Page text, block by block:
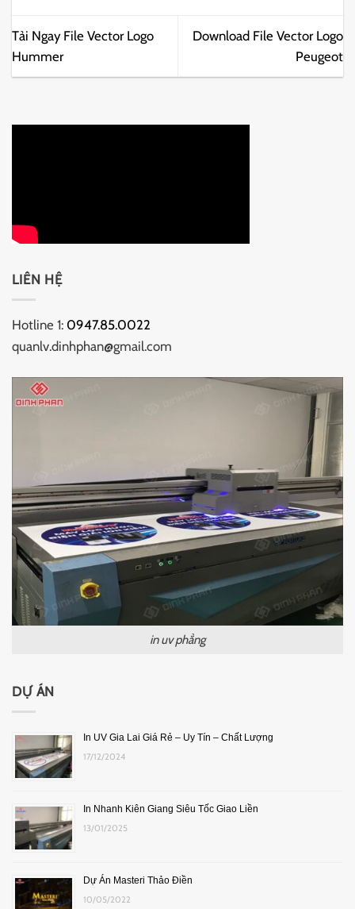
Tải Ngay File Vector Logo
Hummer
Download File Vector Logo
Peugeot
LIÊN HỆ
Hotline 1: 0947.85.0022
quanlv.dinhphan@gmail.com
in uv phẳng
DỰ ÁN
In UV Gia Lai Giá Rẻ – Uy Tín – Chất Lượng
17/12/2024
In Nhanh Kiên Giang Siêu Tốc Giao Liền
13/01/2025
Dự Án Masteri Thảo Điền
10/05/2022